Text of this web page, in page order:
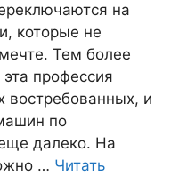
на
которые не
Тем более
профессия
востребованных, и
по
далеко. На
… Читать